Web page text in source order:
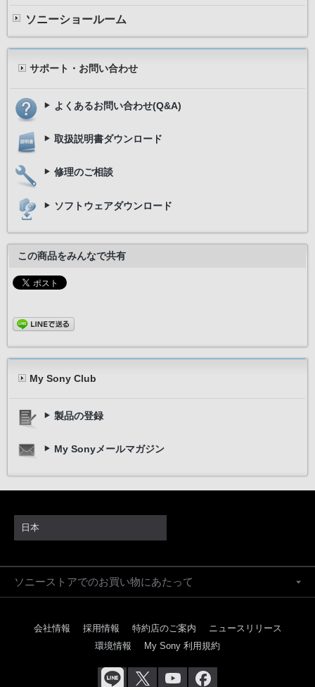
ソニーショールーム
サポート・お問い合わせ
よくあるお問い合わせ(Q&A)
取扱説明書ダウンロード
修理のご相談
ソフトウェアダウンロード
この商品をみんなで共有
My Sony Club
製品の登録
My Sonyメールマガジン
日本
ソニーストアでのお買い物にあたって
会社情報 採用情報 特約店のご案内
ニュースリリース
環境情報
My Sony 利用規約